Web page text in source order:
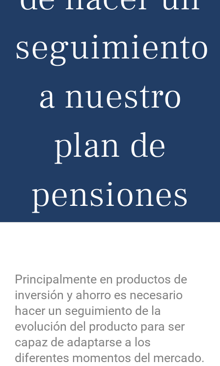
seguimiento
a nuestro
plan de
pensiones
Principalmente en productos de
inversión y ahorro es necesario
hacer un seguimiento de la
evolución del producto para ser
capaz de adaptarse a los
diferentes momentos del mercado.